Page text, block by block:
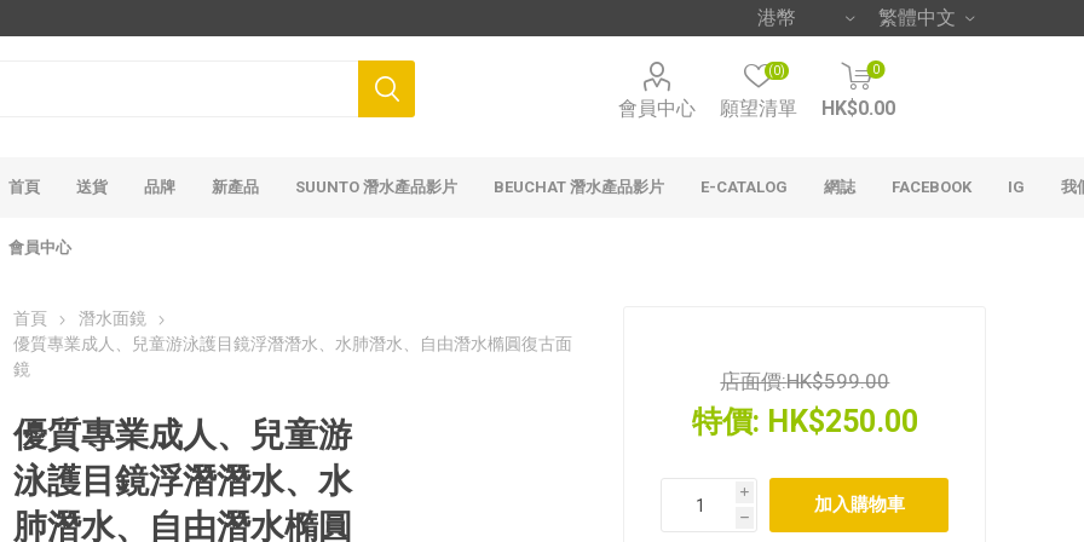
會員中心 願望清單
(0) 0
HK$0.00
首頁 送貨 品牌 新產品 SUUNTO 潛水產品影片 BEUCHAT 潛水產品影片 E-CATALOG 網誌 FACEBOOK IG 我
會員中心
首頁
潛水面鏡
優質專業成人、兒童游泳護目鏡浮潛潛水、水肺潛水、自由潛水橢圓復古面
鏡
優質專業成人、兒童游
泳護目鏡浮潛潛水、水
肺潛水、自由潛水橢圓
店面價:HK$599.00
特價: HK$250.00
i
h